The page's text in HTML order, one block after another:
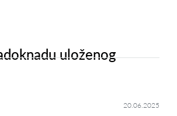
uloženog
20.06.2025